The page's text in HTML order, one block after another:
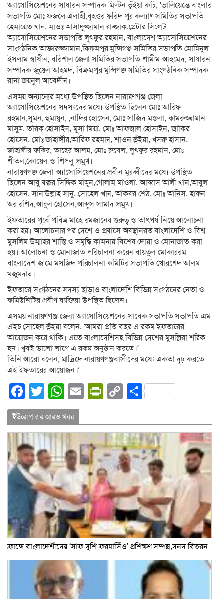
অ্যাসোসিয়েশনের সাধারন সম্পাদক মিল্টন ভূঁইয়া কচি, ‘ভালিয়েন্তে বাংলার
সভাপতি মোঃ ফজলে এলাহী,বৃহত্তর ফরিদ পুর কল্যাণ সমিতির সভাপতি
হেমায়েত খান, মাওঃ আসাদুজ্জামান রাজ্জাক,গ্রেটার সিলেট
অ্যাসোসিয়েশনের সভাপতি লুৎফুর রহমান, বাংলাদেশ অ্যাসোসিয়েশনের
সাংগঠনিক আক্তারুজ্জামান,বিক্রমপুর মুন্সিগঞ্জ সমিতির সভাপতি মোমিনুল
ইসলাম স্বাধীন, বরিশাল জেলা সমিতির সভাপতি শামীম আহমেদ, সাধারন
সম্পাদক জুয়েল আহমদ, বিক্রমপুর মুন্সিগঞ্জ সমিতির সাংগঠনিক সম্পাদক
রানা জয়নুল আবেদীন।
এসময় অন্যান্যের মধ্যে উপস্থিত ছিলেন নারায়ণগঞ্জ জেলা
অ্যাসোসিয়েশনের সদস্যদের মধ্যে উপস্থিত ছিলেন মোঃ আরিফ
রহমান,সুমন, হুমায়ুন, ,নাদির হোসেন, মোঃ সাজিদ মওলা, কামরুজ্জামান
মাসুম, তরিক হোসাইন, মূসা মিয়া, মোঃ আফজাল হোসাইন, জাকির
হোসেন, মোঃ জাহাঙ্গীর,আরিফ রহমান, শাওন ভূঁইয়া, খসরু হাসান,
জাহাঙ্গীর ফকির, তাহের আলম, মোঃ রুবেল, লুৎফুর রহমান, মোঃ
শীতল,কোয়েল ও শিপলু প্রমুখ।
নারায়ণগঞ্জ জেলা অ্যাসোসিয়েশনের প্রবীন মুরব্বীদের মধ্যে উপস্থিত
ছিলেন আবু বক্কর সিদ্দিক মামুন,গোলাম মাওলা, আব্বাস আলী খান,আবুল
হোসেন, সানাউল্লাহ সানু, সোহেল খান, আকবর শেঠ, মোঃ আনিস, হারুন
অর রশিদ,আবুল হোসেন,আব্দুস সামাদ প্রমুখ।
ইফতারের পূর্বে পবিত্র মাহে রমজানের গুরুত্ব ও তাৎপর্য নিয়ে আলোচনা
করা হয়। আলোচনার পর দেশে ও প্রবাসে অবস্থানরত বাংলাদেশি ও বিশ্ব
মুসলিম উম্মাহর শান্তি ও সমৃদ্ধি কামনায় বিশেষ দোয়া ও মোনাজাত করা
হয়। আলোচনা ও মোনাজাত পরিচালনা করেন বায়তুল মোকাররম
বাংলাদেশ জামে মসজিদ পরিচালনা কমিটির সভাপতি খোরশেদ আলম
মজুমদার।
ইফতারে সংগঠনের সদস্য ছাড়াও বাংলাদেশি বিভিন্ন সংগঠনের নেতা ও
কমিউনিটির প্রবীণ ব্যক্তিরা উপস্থিত ছিলেন।
এসময় নারায়ণগঞ্জ জেলা অ্যাসোসিয়েশনের সাবেক সভাপতি সভাপতি এম
এইচ সোহেল ভূঁইয়া বলেন, ‘আমরা প্রতি বছর এ রকম ইফতারের
আয়োজন করে থাকি। এতে বাংলাদেশিসহ বিভিন্ন দেশের মুসল্লিরা শরিক
হন। খুবই ভালো লাগে এ রকম অনুষ্ঠান করতে।’
তিনি আরো বলেন, মাদ্রিদে নারায়ণগঞ্জবাসীদের মধ্যে একতা দৃঢ় করতে
এই ইফতারের আয়োজন।’
Facebook
Twitter
WhatsApp
EmailPrintFriendly
CopyShare
ইউরোপ এর আরও খবর
ফ্রান্সে বাংলাদেশীদের ‘সাফ সুশি ফরমাসিঁও’ প্রশিক্ষণ সম্পন্ন,সনদ বিতরন